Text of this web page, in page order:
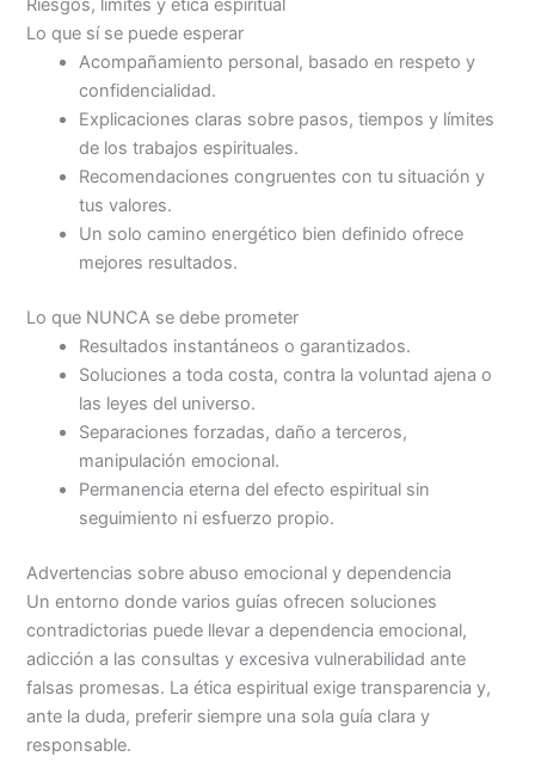
Riesgos, límites y ética espiritual
Lo que sí se puede esperar
Acompañamiento personal, basado en respeto y
confidencialidad.
Explicaciones claras sobre pasos, tiempos y límites
de los trabajos espirituales.
Recomendaciones congruentes con tu situación y
tus valores.
Un solo camino energético bien definido ofrece
mejores resultados.
Lo que NUNCA se debe prometer
Resultados instantáneos o garantizados.
Soluciones a toda costa, contra la voluntad ajena o
las leyes del universo.
Separaciones forzadas, daño a terceros,
manipulación emocional.
Permanencia eterna del efecto espiritual sin
seguimiento ni esfuerzo propio.
Advertencias sobre abuso emocional y dependencia
Un entorno donde varios guías ofrecen soluciones
contradictorias puede llevar a dependencia emocional,
adicción a las consultas y excesiva vulnerabilidad ante
falsas promesas. La ética espiritual exige transparencia y,
ante la duda, preferir siempre una sola guía clara y
responsable.